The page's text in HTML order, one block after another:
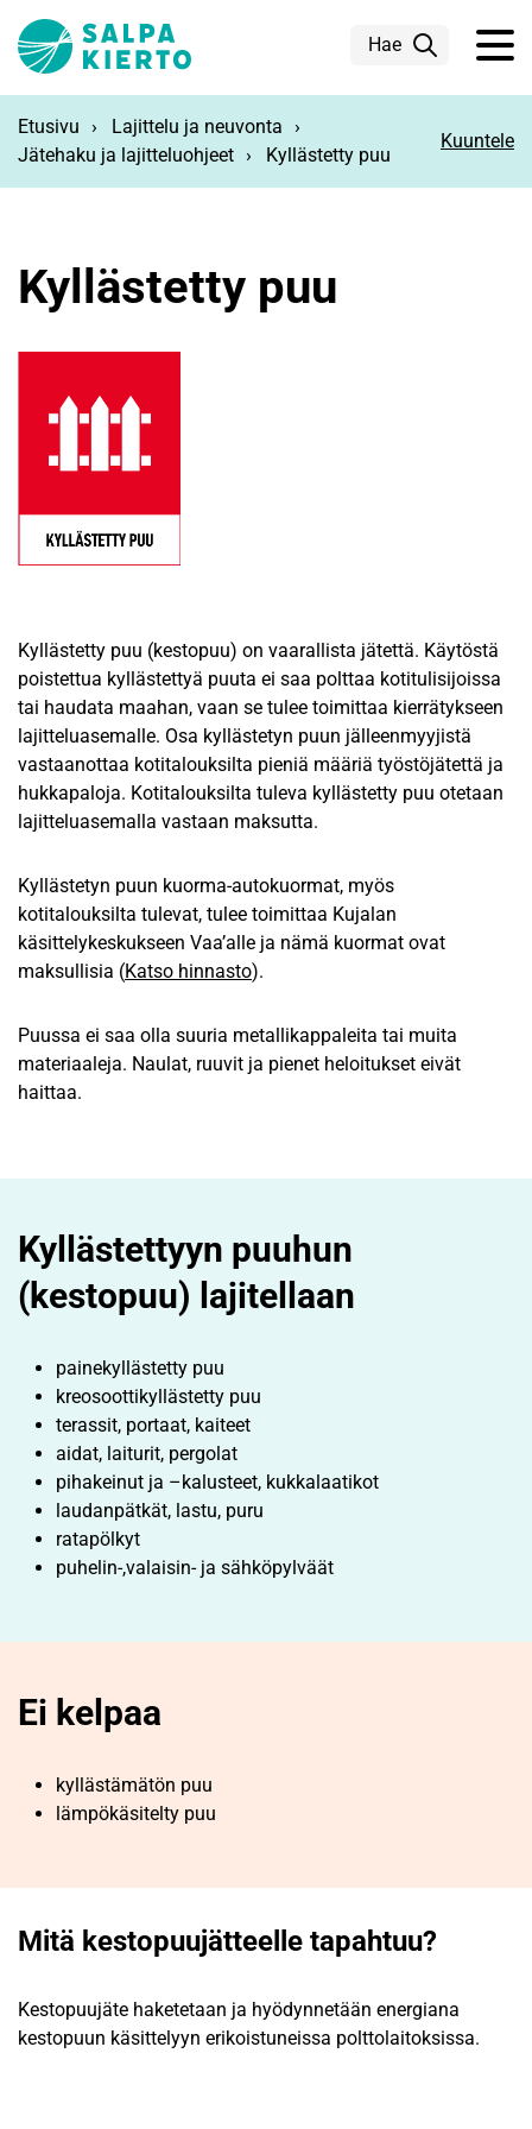
Hae
Etusivu
Lajittelu ja neuvonta
Jätehaku ja lajitteluohjeet
Kyllästetty puu
Kuuntele
Kyllästetty puu
Kyllästetty puu (kestopuu) on vaarallista jätettä. Käytöstä
poistettua kyllästettyä puuta ei saa polttaa kotitulisijoissa
tai haudata maahan, vaan se tulee toimittaa kierrätykseen
lajitteluasemalle. Osa kyllästetyn puun jälleenmyyjistä
vastaanottaa kotitalouksilta pieniä määriä työstöjätettä ja
hukkapaloja. Kotitalouksilta tuleva kyllästetty puu otetaan
lajitteluasemalla vastaan maksutta.
Kyllästetyn puun kuorma-autokuormat, myös
kotitalouksilta tulevat, tulee toimittaa Kujalan
käsittelykeskukseen Vaa’alle ja nämä kuormat ovat
maksullisia (Katso hinnasto).
Puussa ei saa olla suuria metallikappaleita tai muita
materiaaleja. Naulat, ruuvit ja pienet heloitukset eivät
haittaa.
Kyllästettyyn puuhun
(kestopuu) lajitellaan
painekyllästetty puu
kreosoottikyllästetty puu
terassit, portaat, kaiteet
aidat, laiturit, pergolat
pihakeinut ja –kalusteet, kukkalaatikot
laudanpätkät, lastu, puru
ratapölkyt
puhelin-,valaisin- ja sähköpylväät
Ei kelpaa
kyllästämätön puu
lämpökäsitelty puu
Mitä kestopuujätteelle tapahtuu?
Kestopuujäte haketetaan ja hyödynnetään energiana
kestopuun käsittelyyn erikoistuneissa polttolaitoksissa.